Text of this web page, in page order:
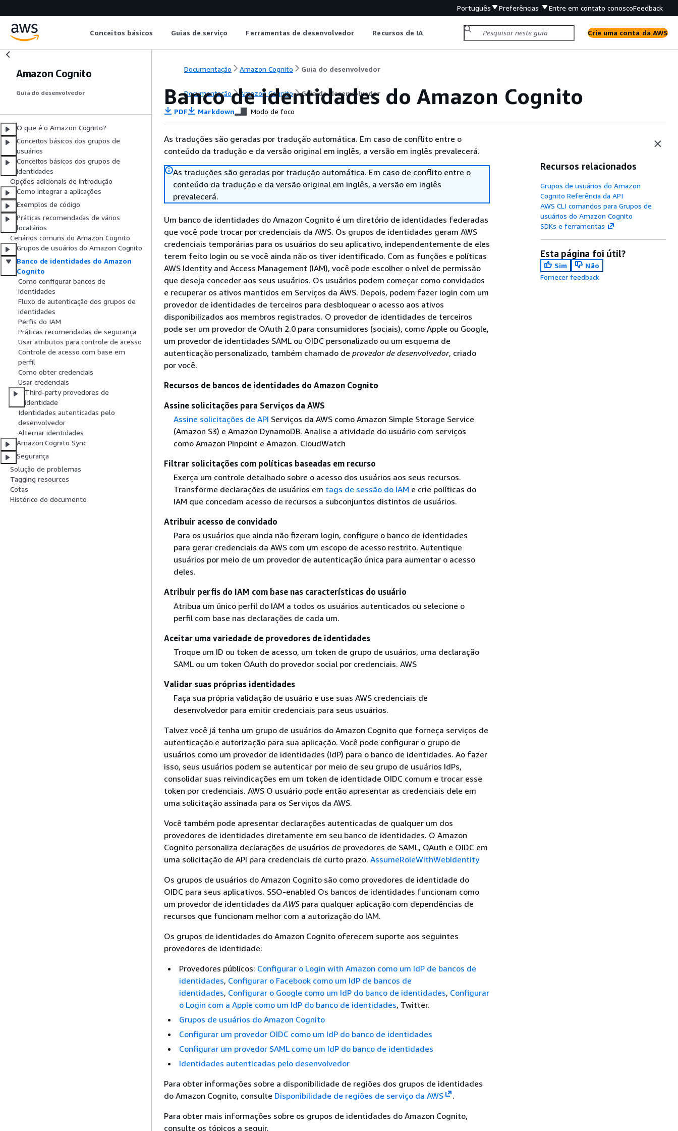
Português Preferências Entre em contato conoscoFeedback
Conceitos básicos Guias de serviço Ferramentas de desenvolvedor Recursos de IA Crie uma conta da AWS
Amazon Cognito
Guia do desenvolvedor
O que é o Amazon Cognito?
Conceitos básicos dos grupos de
usuários
Conceitos básicos dos grupos de
identidades
Opções adicionais de introdução
Como integrar a aplicações
Exemplos de código
Práticas recomendadas de vários
locatários
Cenários comuns do Amazon Cognito
Grupos de usuários do Amazon Cognito
Banco de identidades do Amazon
Cognito
Como configurar bancos de
identidades
Fluxo de autenticação dos grupos de
identidades
Perfis do IAM
Práticas recomendadas de segurança
Usar atributos para controle de acesso
Controle de acesso com base em
perfil
Como obter credenciais
Usar credenciais
Third-party provedores de
identidade
Identidades autenticadas pelo
desenvolvedor
Alternar identidades
Amazon Cognito Sync
Segurança
Solução de problemas
Tagging resources
Cotas
Histórico do documento
Documentação Amazon Cognito Guia do desenvolvedor
Documentação Amazon Cognito Guia do desenvolvedor
Banco de identidades do Amazon Cognito
PDF Markdown Modo de foco
As traduções são geradas por tradução automática. Em caso de conflito entre o
conteúdo da tradução e da versão original em inglês, a versão em inglês prevalecerá.
As traduções são geradas por tradução automática. Em caso de conflito entre o
conteúdo da tradução e da versão original em inglês, a versão em inglês
prevalecerá.
Um banco de identidades do Amazon Cognito é um diretório de identidades federadas
que você pode trocar por credenciais da AWS. Os grupos de identidades geram AWS
credenciais temporárias para os usuários do seu aplicativo, independentemente de eles
terem feito login ou se você ainda não os tiver identificado. Com as funções e políticas
AWS Identity and Access Management (IAM), você pode escolher o nível de permissão
que deseja conceder aos seus usuários. Os usuários podem começar como convidados
e recuperar os ativos mantidos em Serviços da AWS. Depois, podem fazer login com um
provedor de identidades de terceiros para desbloquear o acesso aos ativos
disponibilizados aos membros registrados. O provedor de identidades de terceiros
pode ser um provedor de OAuth 2.0 para consumidores (sociais), como Apple ou Google,
um provedor de identidades SAML ou OIDC personalizado ou um esquema de
autenticação personalizado, também chamado de provedor de desenvolvedor, criado
por você.
Recursos de bancos de identidades do Amazon Cognito
Assine solicitações para Serviços da AWS
Assine solicitações de API Serviços da AWS como Amazon Simple Storage Service
(Amazon S3) e Amazon DynamoDB. Analise a atividade do usuário com serviços
como Amazon Pinpoint e Amazon. CloudWatch
Filtrar solicitações com políticas baseadas em recurso
Exerça um controle detalhado sobre o acesso dos usuários aos seus recursos.
Transforme declarações de usuários em tags de sessão do IAM e crie políticas do
IAM que concedam acesso de recursos a subconjuntos distintos de usuários.
Atribuir acesso de convidado
Para os usuários que ainda não fizeram login, configure o banco de identidades
para gerar credenciais da AWS com um escopo de acesso restrito. Autentique
usuários por meio de um provedor de autenticação única para aumentar o acesso
deles.
Atribuir perfis do IAM com base nas características do usuário
Atribua um único perfil do IAM a todos os usuários autenticados ou selecione o
perfil com base nas declarações de cada um.
Aceitar uma variedade de provedores de identidades
Troque um ID ou token de acesso, um token de grupo de usuários, uma declaração
SAML ou um token OAuth do provedor social por credenciais. AWS
Validar suas próprias identidades
Faça sua própria validação de usuário e use suas AWS credenciais de
desenvolvedor para emitir credenciais para seus usuários.
Talvez você já tenha um grupo de usuários do Amazon Cognito que forneça serviços de
autenticação e autorização para sua aplicação. Você pode configurar o grupo de
usuários como um provedor de identidades (IdP) para o banco de identidades. Ao fazer
isso, seus usuários podem se autenticar por meio de seu grupo de usuários IdPs,
consolidar suas reivindicações em um token de identidade OIDC comum e trocar esse
token por credenciais. AWS O usuário pode então apresentar as credenciais dele em
uma solicitação assinada para os Serviços da AWS.
Você também pode apresentar declarações autenticadas de qualquer um dos
provedores de identidades diretamente em seu banco de identidades. O Amazon
Cognito personaliza declarações de usuários de provedores de SAML, OAuth e OIDC em
uma solicitação de API para credenciais de curto prazo. AssumeRoleWithWebIdentity
Os grupos de usuários do Amazon Cognito são como provedores de identidade do
OIDC para seus aplicativos. SSO-enabled Os bancos de identidades funcionam como
um provedor de identidades da AWS para qualquer aplicação com dependências de
recursos que funcionam melhor com a autorização do IAM.
Os grupos de identidades do Amazon Cognito oferecem suporte aos seguintes
provedores de identidade:
Provedores públicos: Configurar o Login with Amazon como um IdP de bancos de
identidades, Configurar o Facebook como um IdP de bancos de
identidades, Configurar o Google como um IdP do banco de identidades, Configurar
o Login com a Apple como um IdP do banco de identidades, Twitter.
Grupos de usuários do Amazon Cognito
Configurar um provedor OIDC como um IdP do banco de identidades
Configurar um provedor SAML como um IdP do banco de identidades
Identidades autenticadas pelo desenvolvedor
Para obter informações sobre a disponibilidade de regiões dos grupos de identidades
do Amazon Cognito, consulte Disponibilidade de regiões de serviço da AWS
.
Para obter mais informações sobre os grupos de identidades do Amazon Cognito,
consulte os tópicos a seguir.
Recursos relacionados
Grupos de usuários do Amazon
Cognito Referência da API
AWS CLI comandos para Grupos de
usuários do Amazon Cognito
SDKs e ferramentas
Esta página foi útil?
Sim
Não
Fornecer feedback